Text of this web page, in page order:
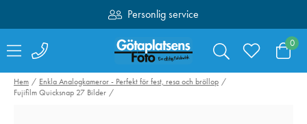
Personlig service
Fri frakt över 1000:-
0
Hem
Enkla Analogkameror - Perfekt för fest, resa och bröllop
Fujifilm Quicksnap 27 Bilder